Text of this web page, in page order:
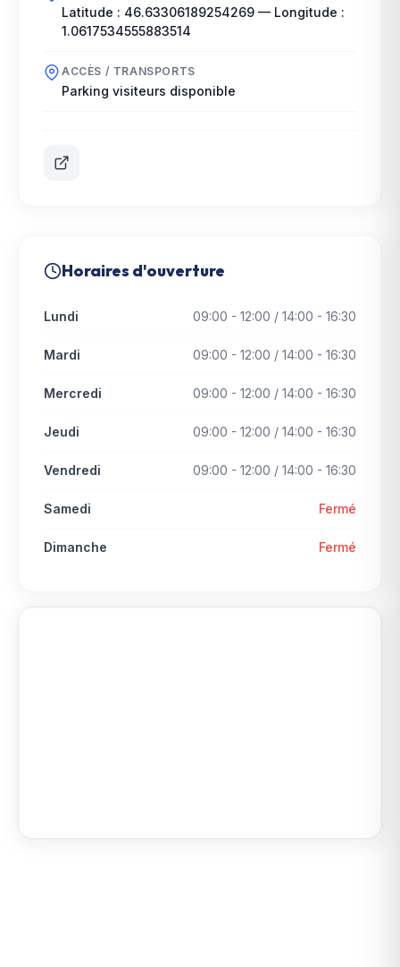
Latitude : 46.63306189254269 — Longitude :
1.0617534555883514
ACCÈS / TRANSPORTS
Parking visiteurs disponible
Horaires d'ouverture
Lundi 09:00 - 12:00 / 14:00 - 16:30
Mardi 09:00 - 12:00 / 14:00 - 16:30
Mercredi 09:00 - 12:00 / 14:00 - 16:30
Jeudi 09:00 - 12:00 / 14:00 - 16:30
Vendredi 09:00 - 12:00 / 14:00 - 16:30
Samedi Fermé
Dimanche Fermé